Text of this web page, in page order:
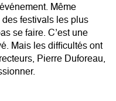
Même
des festivals les plus
se faire. C’est une
Mais les difficultés ont
Pierre Duforeau,